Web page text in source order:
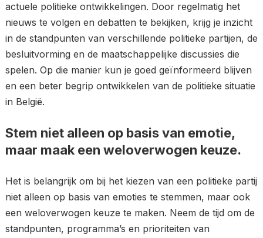
actuele politieke ontwikkelingen. Door regelmatig het
nieuws te volgen en debatten te bekijken, krijg je inzicht
in de standpunten van verschillende politieke partijen, de
besluitvorming en de maatschappelijke discussies die
spelen. Op die manier kun je goed geïnformeerd blijven
en een beter begrip ontwikkelen van de politieke situatie
in België.
Stem niet alleen op basis van emotie,
maar maak een weloverwogen keuze.
Het is belangrijk om bij het kiezen van een politieke partij
niet alleen op basis van emoties te stemmen, maar ook
een weloverwogen keuze te maken. Neem de tijd om de
standpunten, programma’s en prioriteiten van